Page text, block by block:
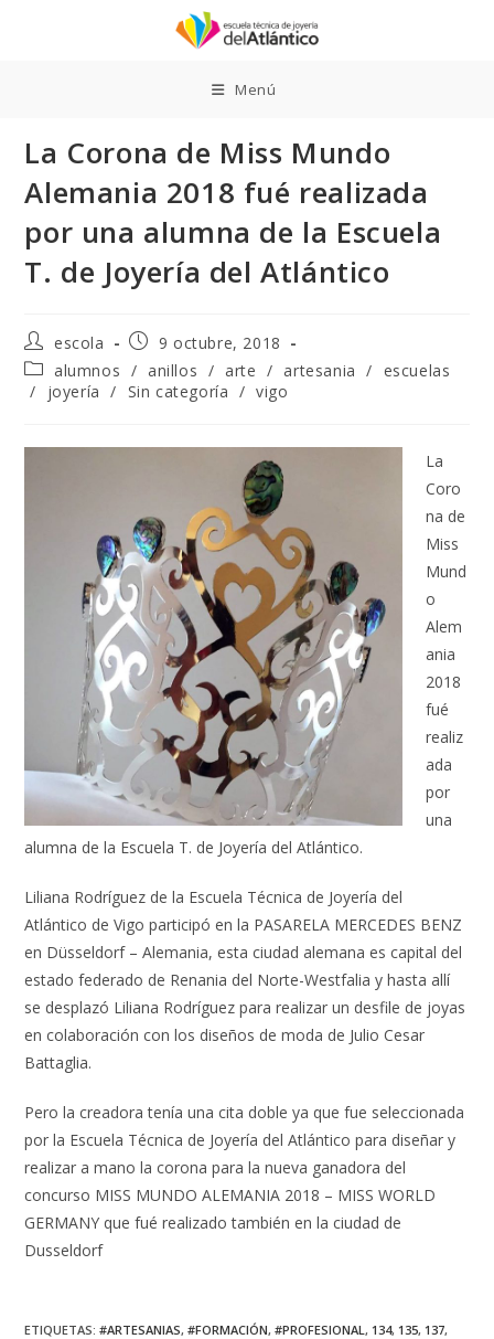
Menú
La Corona de Miss Mundo
Alemania 2018 fué realizada
por una alumna de la Escuela
T. de Joyería del Atlántico
Autor
de
la
entrada:
escola
Publicación
de
la
entrada:
9 octubre, 2018
Categoría
de
alumnos / anillos / arte / artesania / escuelas
/
joyería / Sin categoría / vigo
La
Coro
na de
Miss
Mund
o
Alem
ania
2018
fué
realiz
ada
por
una
alumna de la Escuela T. de Joyería del Atlántico.
Liliana Rodríguez de la Escuela Técnica de Joyería del
Atlántico de Vigo participó en la PASARELA MERCEDES BENZ
en Düsseldorf – Alemania, esta ciudad alemana es capital del
estado federado de Renania del Norte-Westfalia y hasta allí
se desplazó Liliana Rodríguez para realizar un desfile de joyas
en colaboración con los diseños de moda de Julio Cesar
Battaglia.
Pero la creadora tenía una cita doble ya que fue seleccionada
por la Escuela Técnica de Joyería del Atlántico para diseñar y
realizar a mano la corona para la nueva ganadora del
concurso MISS MUNDO ALEMANIA 2018 – MISS WORLD
GERMANY que fué realizado también en la ciudad de
Dusseldorf
ETIQUETAS:#ARTESANIAS, #FORMACIÓN, #PROFESIONAL, 134, 135, 137,